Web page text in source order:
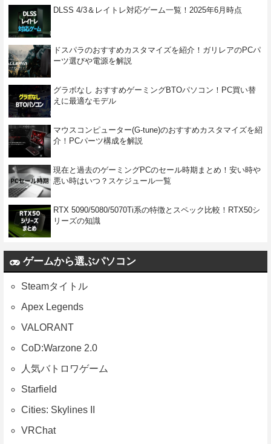
DLSS 4/3＆レイトレ対応ゲーム一覧！2025年6月時点
ドスパラのおすすめカスタマイズを紹介！ガリレアのPCパ
ーツ選びや電源を解説
グラボなし おすすめゲーミングBTOパソコン！PC買い替
えに最適なモデル
マウスコンピューター(G-tune)のおすすめカスタマイズを紹
介！PCパーツ構成を解説
現在と過去のゲーミングPCのセール時期まとめ！安い時や
悪い時はいつ？スケジュール一覧
RTX 5090/5080/5070Ti系の特徴とスペック比較！RTX50シ
リーズの知識
ゲームから選ぶパソコン
Steamタイトル
Apex Legends
VALORANT
CoD:Warzone 2.0
人気バトロワゲーム
Starfield
Cities: Skylines II
VRChat